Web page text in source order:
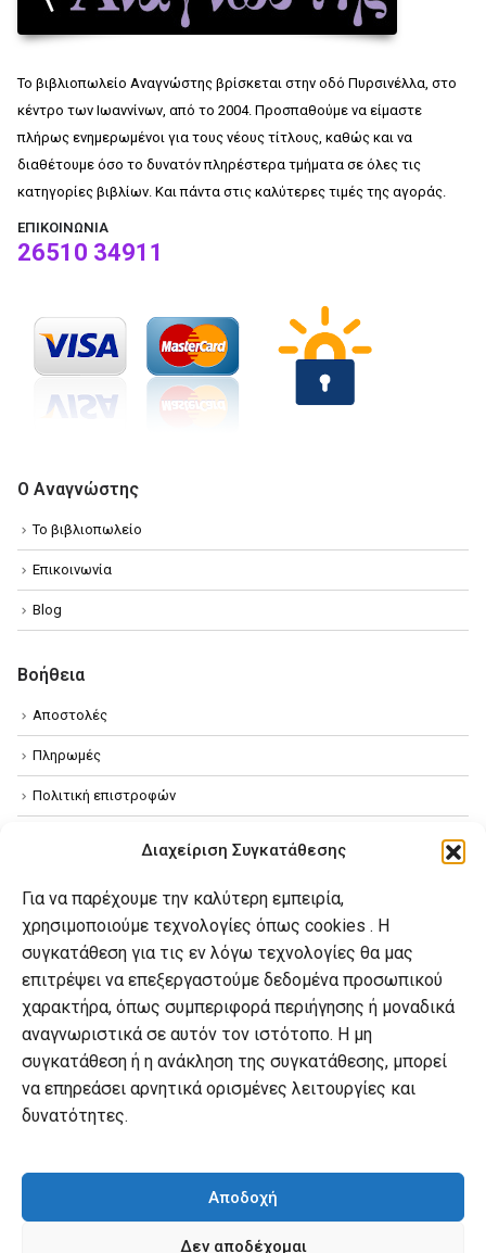
Διαχείριση Συγκατάθεσης
Για να παρέχουμε την καλύτερη εμπειρία,
χρησιμοποιούμε τεχνολογίες όπως cookies . Η
συγκατάθεση για τις εν λόγω τεχνολογίες θα μας
επιτρέψει να επεξεργαστούμε δεδομένα προσωπικού
χαρακτήρα, όπως συμπεριφορά περιήγησης ή μοναδικά
αναγνωριστικά σε αυτόν τον ιστότοπο. Η μη
συγκατάθεση ή η ανάκληση της συγκατάθεσης, μπορεί
να επηρεάσει αρνητικά ορισμένες λειτουργίες και
δυνατότητες.
Αποδοχή
Δεν αποδέχομαι
Το βιβλιοπωλείο Αναγνώστης βρίσκεται στην οδό Πυρσινέλλα, στο
κέντρο των Ιωαννίνων, από το 2004. Προσπαθούμε να είμαστε
πλήρως ενημερωμένοι για τους νέους τίτλους, καθώς και να
διαθέτουμε όσο το δυνατόν πληρέστερα τμήματα σε όλες τις
κατηγορίες βιβλίων. Και πάντα στις καλύτερες τιμές της αγοράς.
ΕΠΙΚΟΙΝΩΝΊΑ
26510 34911
Ο Αναγνώστης
Το βιβλιοπωλείο
Επικοινωνία
Blog
Βοήθεια
Αποστολές
Πληρωμές
Πολιτική επιστροφών
Πολιτική Cookies
Ο λογαριασμός μου
Ο λογαριασμός μου
Οι παραγγελίες μου
Λίστα επιθυμιών